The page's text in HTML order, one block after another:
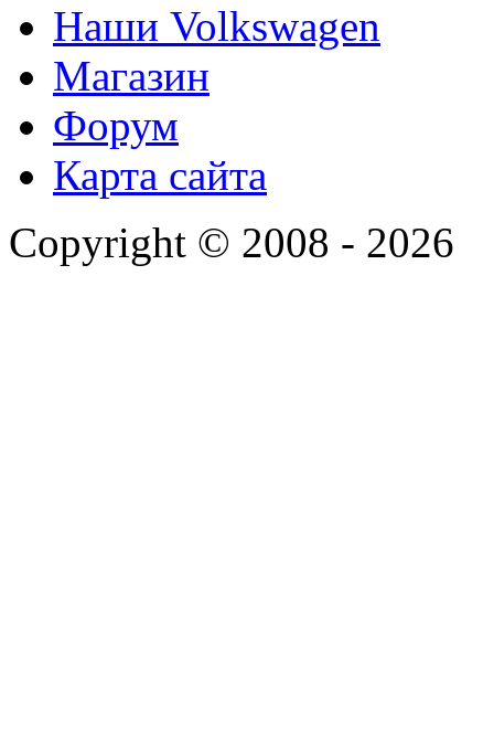
Наши Volkswagen
Магазин
Форум
Карта сайта
Copyright © 2008 - 2026